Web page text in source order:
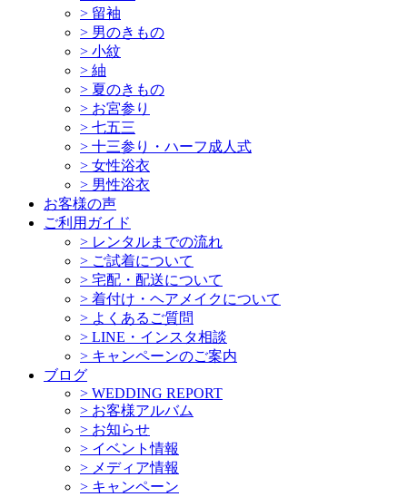
> 留袖
> 男のきもの
> 小紋
> 紬
> 夏のきもの
> お宮参り
> 七五三
> 十三参り・ハーフ成人式
> 女性浴衣
> 男性浴衣
お客様の声
ご利用ガイド
> レンタルまでの流れ
> ご試着について
> 宅配・配送について
> 着付け・ヘアメイクについて
> よくあるご質問
> LINE・インスタ相談
> キャンペーンのご案内
ブログ
> WEDDING REPORT
> お客様アルバム
> お知らせ
> イベント情報
> メディア情報
> キャンペーン